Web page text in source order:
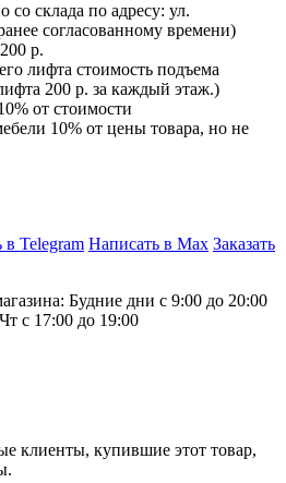
со склада по адресу: ул.
согласованному времени)
р.
лифта стоимость подъема
200 р. за каждый этаж.)
от стоимости
10% от цены товара, но не
в Telegram Написать в Max Заказать
Будние дни с 9:00 до 20:00
с 17:00 до 19:00
клиенты, купившие этот товар,